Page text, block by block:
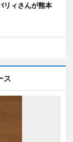
リィさんが熊本
ス